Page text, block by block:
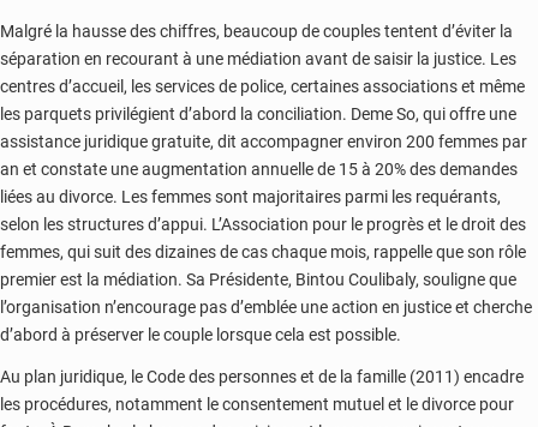
Malgré la hausse des chiffres, beaucoup de couples tentent d’éviter la
séparation en recourant à une médiation avant de saisir la justice. Les
centres d’accueil, les services de police, certaines associations et même
les parquets privilégient d’abord la conciliation. Deme So, qui offre une
assistance juridique gratuite, dit accompagner environ 200 femmes par
an et constate une augmentation annuelle de 15 à 20% des demandes
liées au divorce. Les femmes sont majoritaires parmi les requérants,
selon les structures d’appui. L’Association pour le progrès et le droit des
femmes, qui suit des dizaines de cas chaque mois, rappelle que son rôle
premier est la médiation. Sa Présidente, Bintou Coulibaly, souligne que
l’organisation n’encourage pas d’emblée une action en justice et cherche
d’abord à préserver le couple lorsque cela est possible.
Au plan juridique, le Code des personnes et de la famille (2011) encadre
les procédures, notamment le consentement mutuel et le divorce pour